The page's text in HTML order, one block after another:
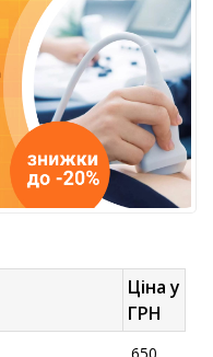
Ціна у
ГРН
650